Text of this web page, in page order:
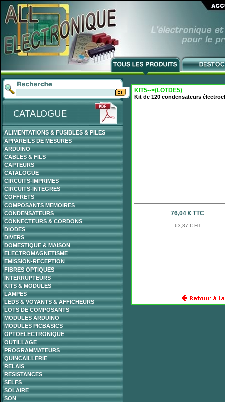
ALIMENTATIONS & FUSIBLES & PILES
APPAREILS DE MESURES
ARDUINO
CABLES & FILS
CAPTEURS
CATALOGUE
CIRCUITS-IMPRIMES
CIRCUITS-INTEGRES
COFFRETS
COMPOSANTS MEMOIRES
CONDENSATEURS
CONNECTEURS & CORDONS
DIODES
DIVERS
DOMESTIQUE & MAISON
ELECTROMAGNETISME
EMISSION-RECEPTION
FIBRES OPTIQUES
INTERRUPTEURS
KITS & MODULES
LAMPES
LEDS & VOYANTS & AFFICHEURS
LOTS DE COMPOSANTS
MODULES ARDUINO
MODULES PICBASICS
OPTOELECTRONIQUE
OUTILLAGE
PROGRAMMATEURS
QUINCAILLERIE
RELAIS
RESISTANCES
SELFS
SOLAIRE
SON
KIT5-->(LOTDE5)
Kit de 120 condensateurs
76,04 € TTC
63,37 € HT